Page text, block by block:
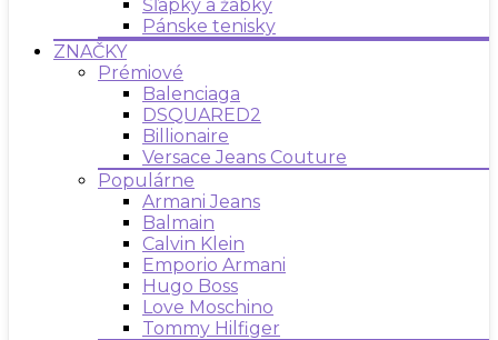
Šľapky a žabky
Pánske tenisky
ZNAČKY
Prémiové
Balenciaga
DSQUARED2
Billionaire
Versace Jeans Couture
Populárne
Armani Jeans
Balmain
Calvin Klein
Emporio Armani
Hugo Boss
Love Moschino
Tommy Hilfiger